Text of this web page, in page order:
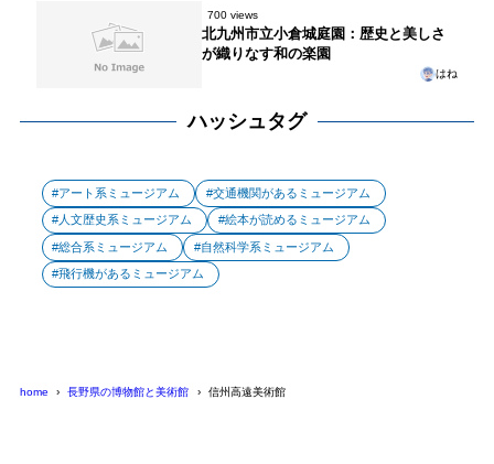
700 views
北九州市立小倉城庭園：歴史と美しさ
が織りなす和の楽園
はね
ハッシュタグ
アート系ミュージアム 交通機関があるミュージアム
人文歴史系ミュージアム 絵本が読めるミュージアム
総合系ミュージアム 自然科学系ミュージアム
飛行機があるミュージアム
home 長野県の博物館と美術館 信州高遠美術館